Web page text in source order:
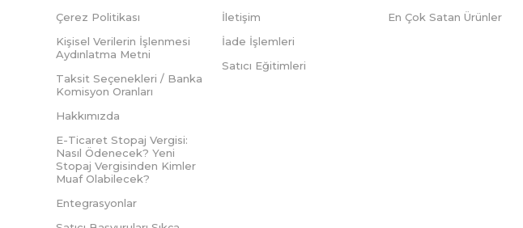
Çerez Politikası
Kişisel Verilerin İşlenmesi
Aydınlatma Metni
Taksit Seçenekleri / Banka
Komisyon Oranları
Hakkımızda
E-Ticaret Stopaj Vergisi:
Nasıl Ödenecek? Yeni
Stopaj Vergisinden Kimler
Muaf Olabilecek?
Entegrasyonlar
İletişim
İade İşlemleri
Satıcı Eğitimleri
En Çok Satan Ürünler